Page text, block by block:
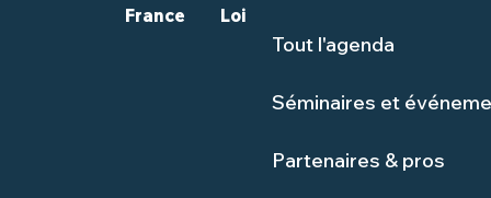
Tout l'agenda
Séminaires et
Partenaires & pros
France
Loire-Atlantique